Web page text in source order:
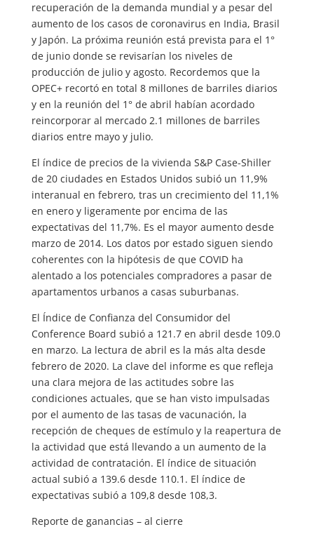
recuperación de la demanda mundial y a pesar del
aumento de los casos de coronavirus en India, Brasil
y Japón. La próxima reunión está prevista para el 1°
de junio donde se revisarían los niveles de
producción de julio y agosto. Recordemos que la
OPEC+ recortó en total 8 millones de barriles diarios
y en la reunión del 1° de abril habían acordado
reincorporar al mercado 2.1 millones de barriles
diarios entre mayo y julio.
El índice de precios de la vivienda S&P Case-Shiller
de 20 ciudades en Estados Unidos subió un 11,9%
interanual en febrero, tras un crecimiento del 11,1%
en enero y ligeramente por encima de las
expectativas del 11,7%. Es el mayor aumento desde
marzo de 2014. Los datos por estado siguen siendo
coherentes con la hipótesis de que COVID ha
alentado a los potenciales compradores a pasar de
apartamentos urbanos a casas suburbanas.
El Índice de Confianza del Consumidor del
Conference Board subió a 121.7 en abril desde 109.0
en marzo. La lectura de abril es la más alta desde
febrero de 2020. La clave del informe es que refleja
una clara mejora de las actitudes sobre las
condiciones actuales, que se han visto impulsadas
por el aumento de las tasas de vacunación, la
recepción de cheques de estímulo y la reapertura de
la actividad que está llevando a un aumento de la
actividad de contratación. El índice de situación
actual subió a 139.6 desde 110.1. El índice de
expectativas subió a 109,8 desde 108,3.
Reporte de ganancias – al cierre